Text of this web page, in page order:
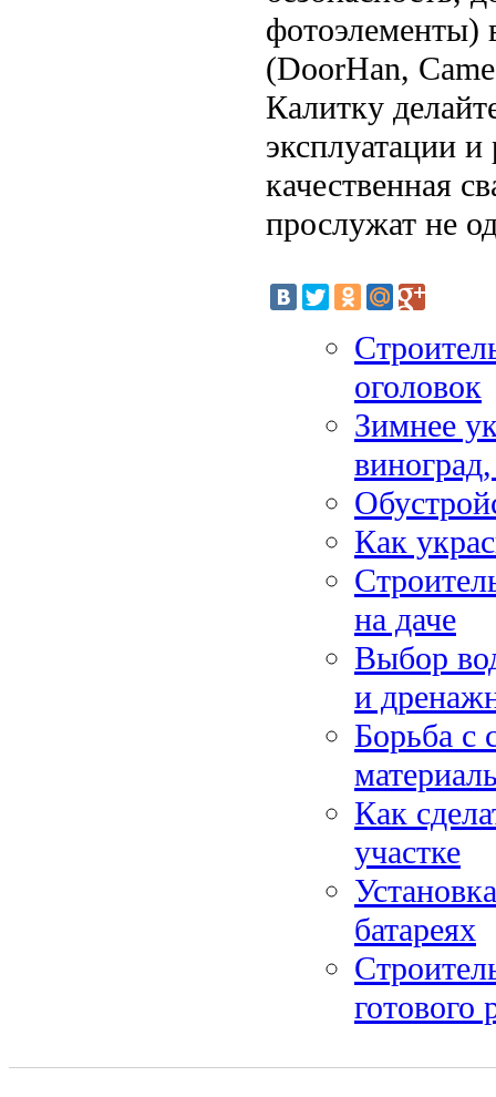
фотоэлементы)
(DoorHan,
Калитку
эксплуатации
качественная
прослужат не
оголовок
Зимнее
Как
на даче
Выбор
и
Борьба с
Как
участке
батареях
готового